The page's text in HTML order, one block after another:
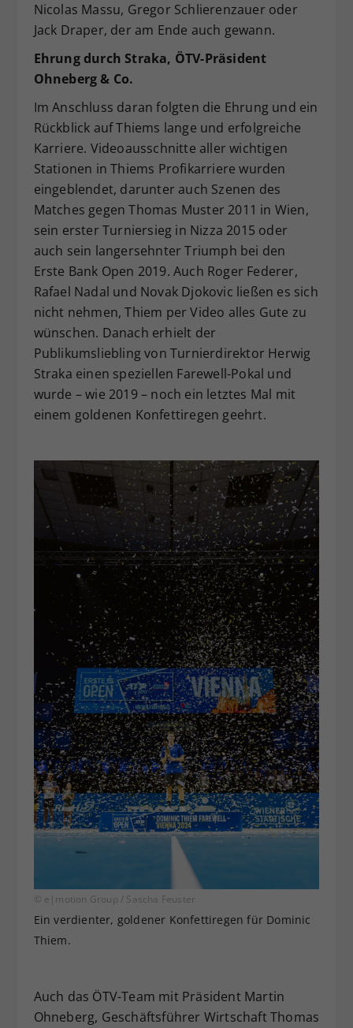
Nicolas Massu, Gregor Schlierenzauer oder
Jack Draper, der am Ende auch gewann.
Ehrung durch Straka, ÖTV-Präsident
Ohneberg & Co.
Im Anschluss daran folgten die Ehrung und ein
Rückblick auf Thiems lange und erfolgreiche
Karriere. Videoausschnitte aller wichtigen
Stationen in Thiems Profikarriere wurden
eingeblendet, darunter auch Szenen des
Matches gegen Thomas Muster 2011 in Wien,
sein erster Turniersieg in Nizza 2015 oder
auch sein langersehnter Triumph bei den
Erste Bank Open 2019. Auch Roger Federer,
Rafael Nadal und Novak Djokovic ließen es sich
nicht nehmen, Thiem per Video alles Gute zu
wünschen. Danach erhielt der
Publikumsliebling von Turnierdirektor Herwig
Straka einen speziellen Farewell-Pokal und
wurde – wie 2019 – noch ein letztes Mal mit
einem goldenen Konfettiregen geehrt.
© e|motion Group / Sascha Feuster
Ein verdienter, goldener Konfettiregen für Dominic
Thiem.
Auch das ÖTV-Team mit Präsident Martin
Ohneberg, Geschäftsführer Wirtschaft Thomas